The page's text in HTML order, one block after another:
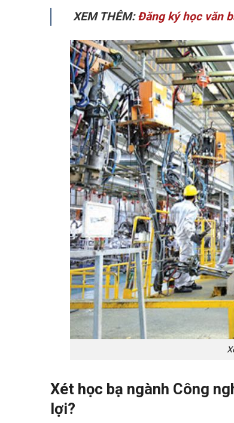
XEM THÊM:Đăng ký học văn
Xét học bạ ngành Công
lợi?